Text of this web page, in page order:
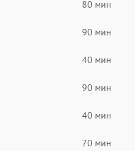
80 мин
90 мин
40 мин
90 мин
40 мин
70 мин